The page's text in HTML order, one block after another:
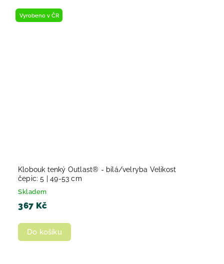
Vyrobeno v ČR
Klobouk tenký Outlast® - bílá/velryba Velikost
čepic: 5 | 49-53 cm
Skladem
367 Kč
Do košíku